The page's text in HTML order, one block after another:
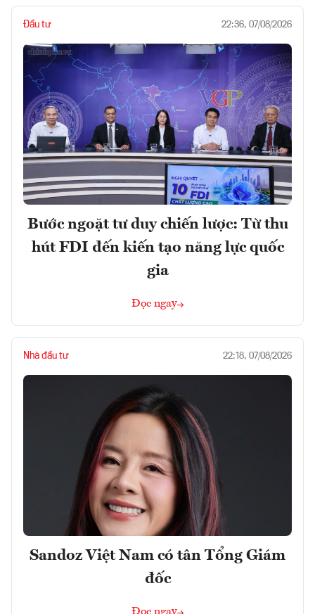
Đầu tư 22:36, 07/08/2026
Bước ngoặt tư duy chiến lược: Từ thu
hút FDI đến kiến tạo năng lực quốc
gia
Đọc ngay
Nhà đầu tư 22:18, 07/08/2026
Sandoz Việt Nam có tân Tổng Giám
đốc